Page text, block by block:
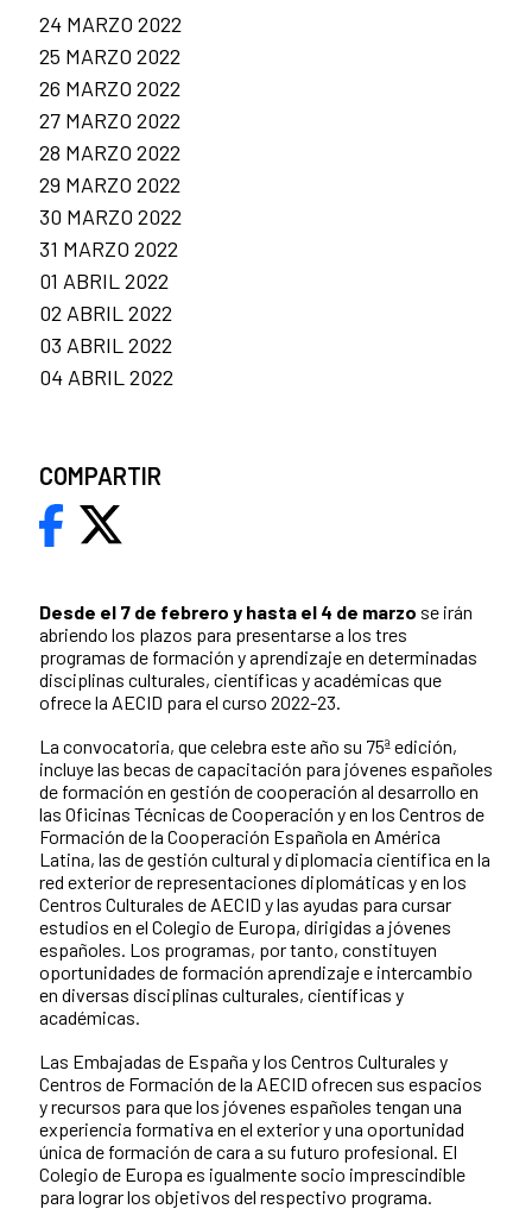
Desde el 7 de febrero y hasta el 4 de marzo se irán
abriendo los plazos para presentarse a los tres
programas de formación y aprendizaje en determinadas
disciplinas culturales, científicas y académicas que
ofrece la AECID para el curso 2022-23.
La convocatoria, que celebra este año su 75ª edición,
incluye las becas de capacitación para jóvenes españoles
de formación en gestión de cooperación al desarrollo en
las Oficinas Técnicas de Cooperación y en los Centros de
Formación de la Cooperación Española en América
Latina, las de gestión cultural y diplomacia científica en la
red exterior de representaciones diplomáticas y en los
Centros Culturales de AECID y las ayudas para cursar
estudios en el Colegio de Europa, dirigidas a jóvenes
españoles. Los programas, por tanto, constituyen
oportunidades de formación aprendizaje e intercambio
en diversas disciplinas culturales, científicas y
académicas.
Las Embajadas de España y los Centros Culturales y
Centros de Formación de la AECID ofrecen sus espacios
y recursos para que los jóvenes españoles tengan una
experiencia formativa en el exterior y una oportunidad
única de formación de cara a su futuro profesional. El
Colegio de Europa es igualmente socio imprescindible
para lograr los objetivos del respectivo programa.
24 MARZO 2022
25 MARZO 2022
26 MARZO 2022
27 MARZO 2022
28 MARZO 2022
29 MARZO 2022
30 MARZO 2022
31 MARZO 2022
01 ABRIL 2022
02 ABRIL 2022
03 ABRIL 2022
04 ABRIL 2022
COMPARTIR